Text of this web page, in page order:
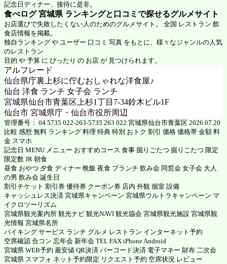
記念日ディナー、接待に是非。
食べログ 宮城県 ランキングと口コミで探せるグルメサイト
お店選びで失敗したくない人のためのグルメサイト。 全国 レストラン 飲
食店情報を掲載。
独自ランキング や ユーザー 口コミ 写真 をもとに、様々なジャンルの人気
のレストラン
目的 や 予算 に ぴったり の お店 が 見つけられます。
アルフレード
仙台県庁裏上杉に佇むおしゃれな洋食屋♪
仙台 洋食 ランチ 女子会 ランチ
宮城県仙台市青葉区上杉1丁目7-34鈴木ビル1F
仙台市 宮城県庁・仙台市役所周辺
管理番号： 04 5735 022-263-5735 263 022 宮城県仙台市青葉区 2026.07.20
比較 感想 無料 ランキング 料理 特典 特別 おトク 割引 価格 価格帯 金額 料
金 スマホ
記念日 MENU メニュー おすすめコース 食事 掘りごたつ 掘りこたつ 限定
限定数 JR 朝食
昼食 おやつ 夕食 ディナー 晩飯 夜食 ブランチ 飲み会 同窓会 女子会 大人
の男 飲み会 誕生日
割引チケット 割引券 優待券 クーポン券 店内 外観 個室 設備
キャッシュレス決済 宮城県キャンペーン 宮城県ウルトラキャンペーン マ
イクロツーリズム
宮城県観光案内所 観光ナビ 観光NAVI 観光協会 宮城県観光施設 宮城県観
光情報 宮城県名所
バイキング サービス ランチ グルメ レストラン インターネット予約
空席確認 合コン 忘年会 新年会 TEL FAX iPhone Android
宮城県 WEB予約 最安値 QR決済 バーコード決済 電子マネー 財布 二次会
宮城県 スマフォ ネット予約限定 リクエスト予約 空席状況 レビュー